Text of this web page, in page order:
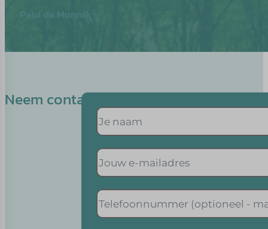
Neem contact op met Laura